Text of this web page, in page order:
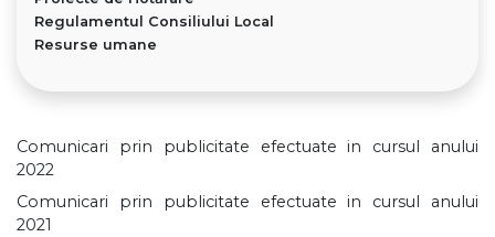
Regulamentul Consiliului Local
Resurse umane
Comunicari prin publicitate efectuate in cursul anului
2022
Comunicari prin publicitate efectuate in cursul anului
2021